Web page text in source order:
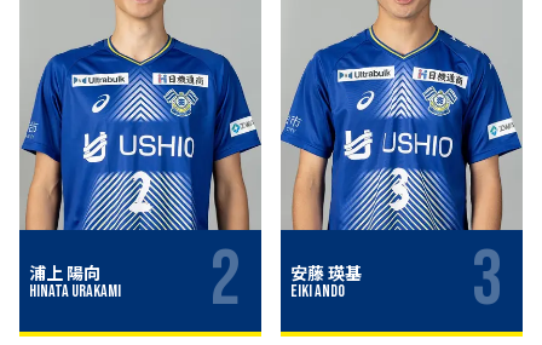
浦上 陽向
Hinata Urakami 2 安藤 瑛基
Eiki Ando 3